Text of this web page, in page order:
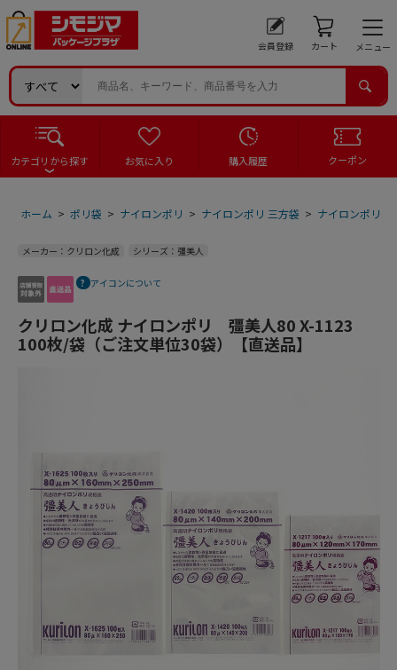
会員登録 カート メニュー
カテゴリから探す お気に入り 購入履歴 クーポン
ホーム > ポリ袋 > ナイロンポリ > ナイロンポリ 三方袋 > ナイロンポリ
メーカー：クリロン化成 シリーズ：彊美人
アイコンについて
クリロン化成 ナイロンポリ 彊美人80 X-1123
100枚/袋（ご注文単位30袋）【直送品】